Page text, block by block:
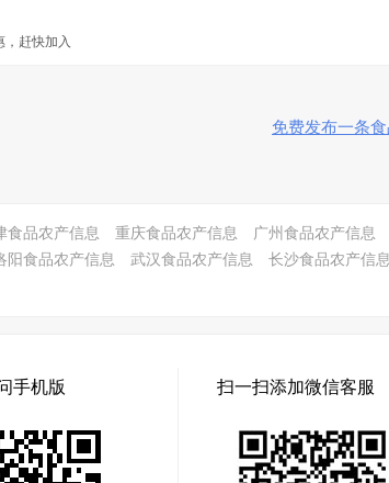
，赶快加入
免费发布一条
食品农产信息 重庆食品农产信息 广州食品农产信息
阳食品农产信息 武汉食品农产信息 长沙食品农产信息
手机版 扫一扫添加微信客服